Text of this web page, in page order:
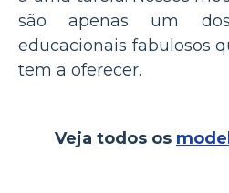
são apenas um
educacionais fabulosos
tem a oferecer.
Veja todos os